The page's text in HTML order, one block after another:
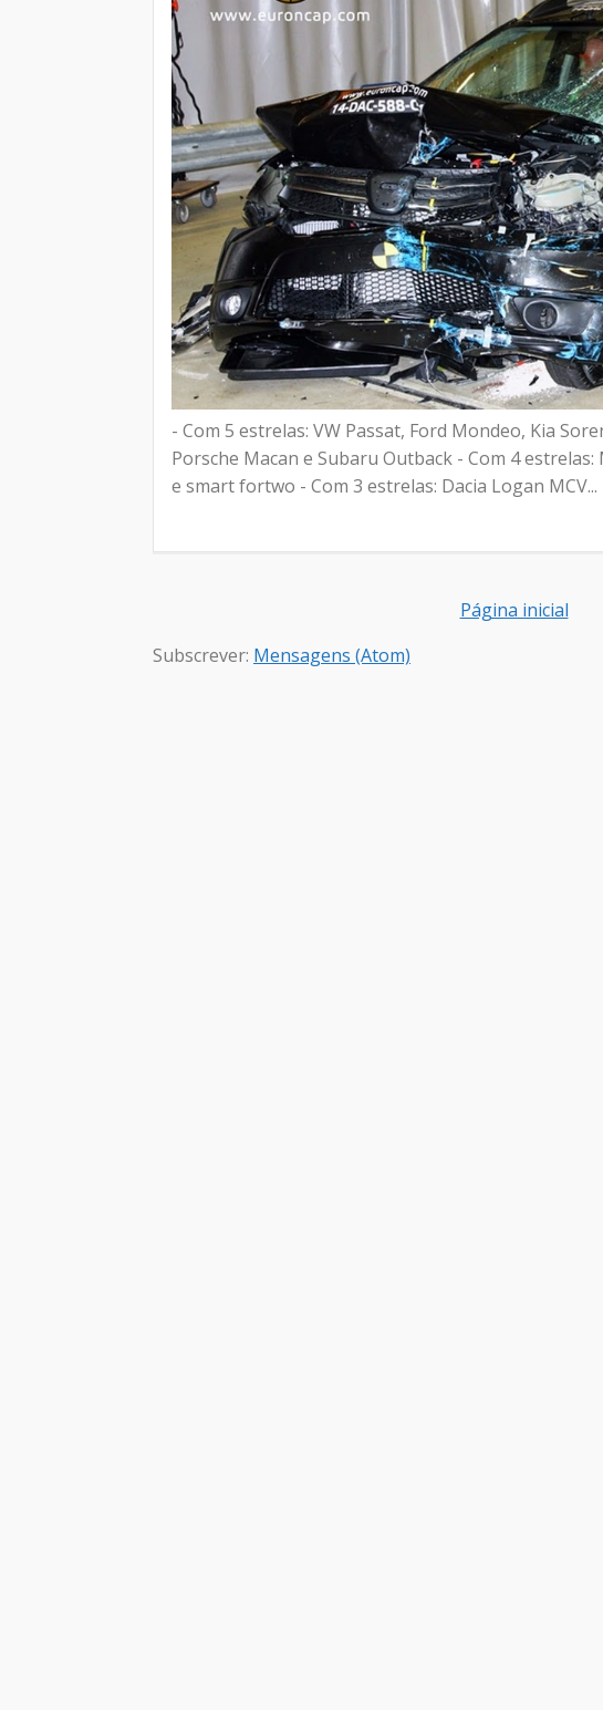
- Com 5 estrelas: VW Passat, Ford Mondeo, Kia
Porsche Macan e Subaru Outback - Com 4
e smart fortwo - Com 3 estrelas: Dacia Logan MCV...
Página inicial
Subscrever: Mensagens (Atom)